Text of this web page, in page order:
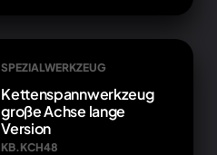
SPEZIALWERKZEUG
Kettenspannwerkzeug
große Achse lange
Version
KB.KCH48